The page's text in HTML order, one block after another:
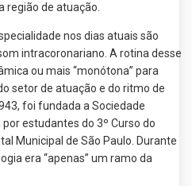
região de atuação.
nos dias atuais são
intracoronariano. A rotina desse
ou mais “monótona” para
setor de atuação e do ritmo de
foi fundada a Sociedade
estudantes do 3º Curso do
Municipal de São Paulo. Durante
era “apenas” um ramo da